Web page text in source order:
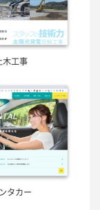
木工事
タカー